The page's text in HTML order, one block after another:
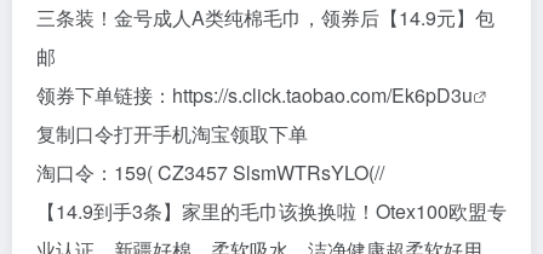
三条装！金号成人A类纯棉毛巾，领券后【14.9元】包
邮
领券下单链接： https://s.click.taobao.com/Ek6pD3u
复制口令打开手机淘宝领取下单
淘口令：159( CZ3457 SlsmWTRsYLO(//
【14.9到手3条】家里的毛巾该换换啦！Otex100欧盟专